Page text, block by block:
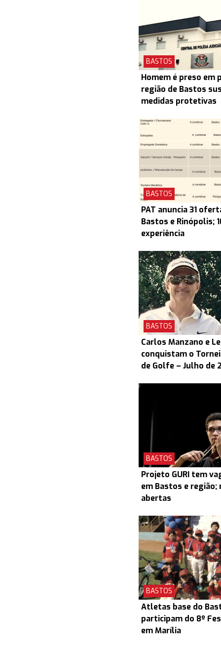
BASTOS
Homem é preso em
região de Bastos
medidas protetivas
BASTOS
PAT anuncia 31
Bastos e Rinópolis;
experiência
BASTOS
Carlos Manzano e
conquistam o
de Golfe – Julho de
BASTOS
Projeto GURI tem
em Bastos e
abertas
BASTOS
Atletas base do
participam do 8º
em Marília